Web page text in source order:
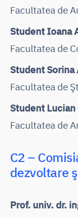
Facultatea de
Student Ioana
Facultatea de
Student Sorina
Facultatea de
Student
Facultatea de
C2 –
dezvoltare
Prof. univ. dr.